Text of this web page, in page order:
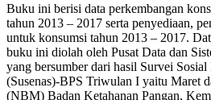
Buku ini berisi data perkembangan
tahun 2013 – 2017 serta penyediaan,
untuk konsumsi tahun 2013 – 2017.
buku ini diolah oleh Pusat Data dan
yang bersumber dari hasil Survei
(Susenas)-BPS Triwulan I yaitu Maret
(NBM) Badan Ketahanan Pangan,